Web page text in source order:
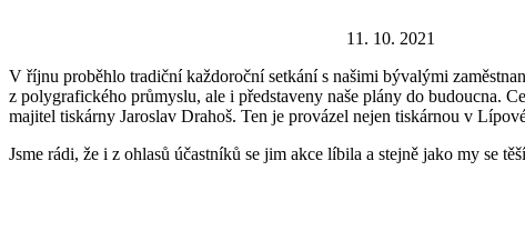
11. 10. 2021
V říjnu proběhlo tradiční každoroční setkání s našimi bývalými
z polygrafického průmyslu, ale i představeny naše plány do budoucna.
majitel tiskárny Jaroslav Drahoš. Ten je provázel nejen tiskárnou v
Jsme rádi, že i z ohlasů účastníků se jim akce líbila a stejně jako my se